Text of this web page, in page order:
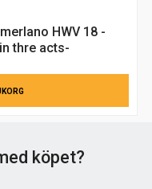
HWV 18 -
thre acts-
köpet?